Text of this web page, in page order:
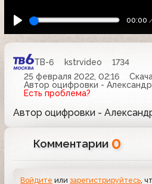
00:00
ТВ-6 kstrvideo
1734
25 февраля 2022, 02:16
Автор оцифровки -
Есть проблема?
Автор оцифровки -
Комментарии 0
Войдите илизарегистрируйтесь,